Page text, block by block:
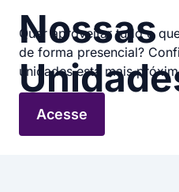
Nossas
Quer aproveitar tudo o
de forma presencial?
unidades está mais
Acesse